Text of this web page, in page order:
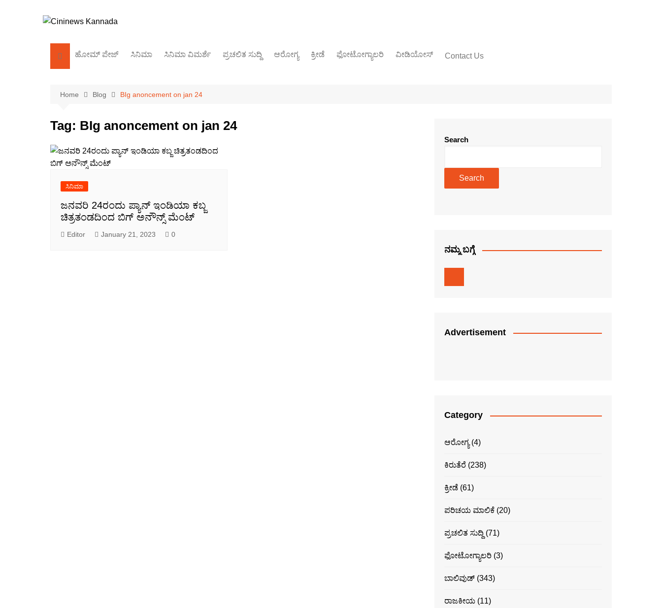
ಹೋಮ್‌ ಪೇಜ್ ಸಿನಿಮಾ
ಬಾಲಿವುಡ್
ಸಿನಿಮಾ ವಿಮರ್ಶೆ ಪ್ರಚಲಿತ ಸುದ್ದಿ ಆರೋಗ್ಯ ಕ್ರೀಡೆ ಫೋಟೋಗ್ಯಾಲರಿ ವೀಡಿಯೋಸ್ Contact Us
Home Blog BIg anoncement on jan 24
Tag: BIg anoncement on jan 24
ಸಿನಿಮಾ
ಜನವರಿ 24ರಂದು ಪ್ಯಾನ್ ಇಂಡಿಯಾ ಕಬ್ಜ
ಚಿತ್ರತಂಡದಿಂದ ಬಿಗ್ ಅನೌನ್ಸ್ ಮೆಂಟ್
Editor January 21, 2023 0
Search
Search
ನಮ್ಮ ಬಗ್ಗೆ
Advertisement
Category
ಆರೋಗ್ಯ(4)
ಕಿರುತೆರೆ (238)
ಕ್ರೀಡೆ (61)
ಪರಿಚಯ ಮಾಲಿಕೆ (20)
ಪ್ರಚಲಿತ ಸುದ್ದಿ (71)
ಫೋಟೋಗ್ಯಾಲರಿ (3)
ಬಾಲಿವುಡ್ (343)
ರಾಜಕೀಯ (11)